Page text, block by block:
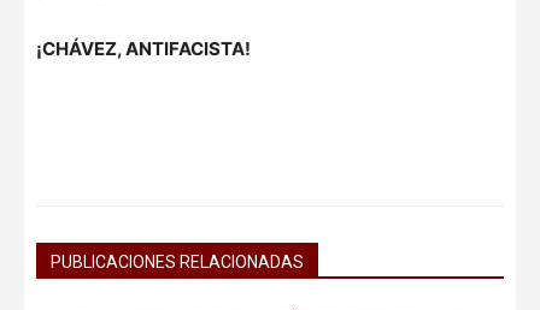
¡CHÁVEZ, ANTIFACISTA!
PUBLICACIONES RELACIONADAS